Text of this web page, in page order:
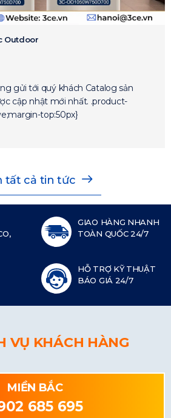
Outdoor
gửi tới quý khách Catalog sản
nhật mới nhất. .product-
top:50px}
tất cả tin tức
GIAO HÀNG NHANH
TOÀN QUỐC 24/7
HỖ TRỢ KỸ THUẬT
BÁO GIÁ 24/7
VỤ KHÁCH HÀNG
MIỀN BẮC
685 695